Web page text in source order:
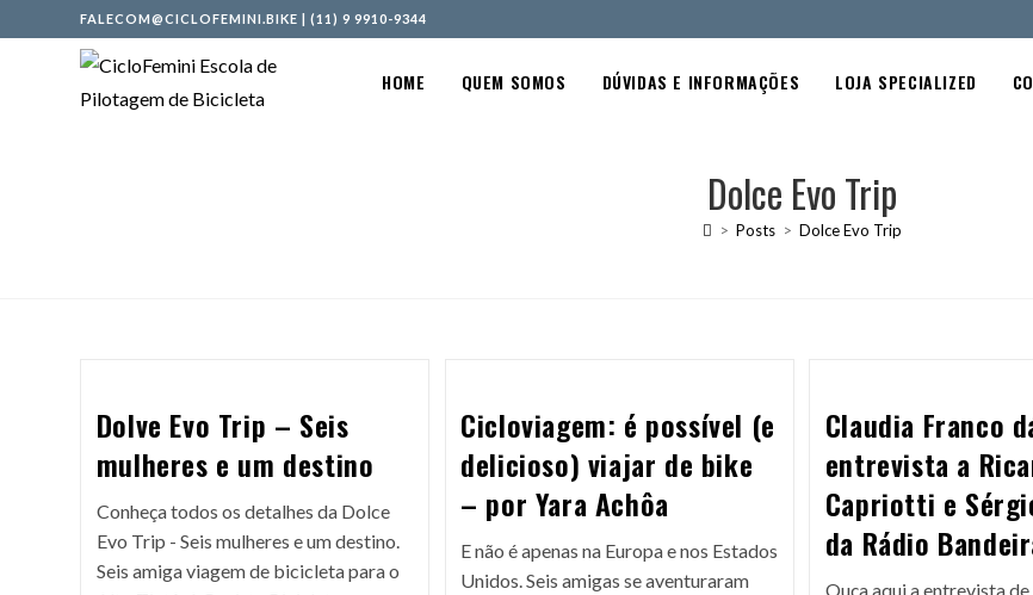
FALECOM@CICLOFEMINI.BIKE |(11) 9 9910-9344
HOME QUEM SOMOS DÚVIDAS E INFORMAÇÕES LOJA SPECIALIZED
Dolce Evo Trip
> Posts > Dolce Evo Trip
Dolve Evo Trip – Seis
mulheres e um destino
Conheça todos os detalhes da Dolce
Evo Trip - Seis mulheres e um destino.
Seis amiga viagem de bicicleta para o
Cicloviagem: é possível (e
delicioso) viajar de bike
– por Yara Achôa
E não é apenas na Europa e nos Estados
Unidos. Seis amigas se aventuraram
Claudia Franco
entrevista a
Capriotti e
da Rádio
Ouça aqui a entrevista